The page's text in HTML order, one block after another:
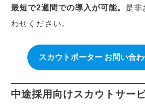
最短で2週間での導入が可能。 是非
わせください。
スカウトポーター お問い合
中途採用向けスカウトサー